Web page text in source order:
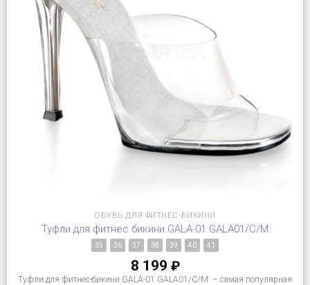
ОБУВЬ ДЛЯ ФИТНЕС-БИКИНИ
Туфли для фитнес бикини GALA-01 GALA01/C/M
35 36 37 38 39 40 41
8 199 ₽
Туфли для фитнес-бикини GALA-01 GALA01/C/M – самая популярная